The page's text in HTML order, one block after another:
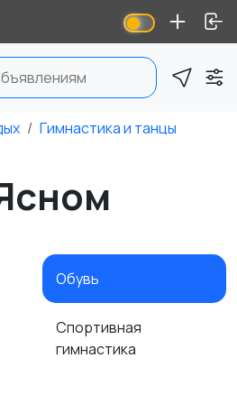
Гимнастика и танцы
Обувь
Спортивная
гимнастика